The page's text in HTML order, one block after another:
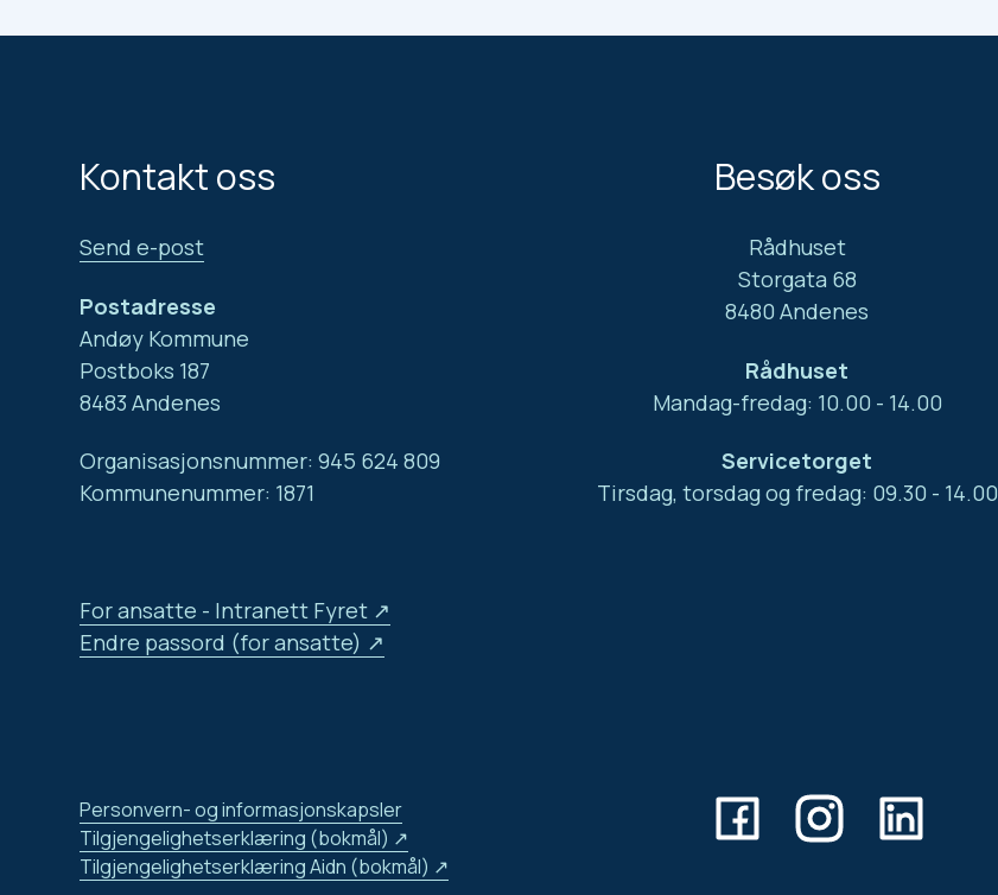
Kontakt oss
Send e-post
Postadresse
Andøy Kommune
Postboks 187
8483 Andenes
Organisasjonsnummer: 945 624 809
Kommunenummer: 1871
For ansatte - Intranett Fyret
Endre passord (for ansatte)
Besøk oss
Rådhuset
Storgata 68
8480 Andenes
Rådhuset
Mandag-fredag: 10.00 - 14.00
Servicetorget
Tirsdag, torsdag og fredag: 09.30 - 14.00
Personvern- og informasjonskapsler
Tilgjengelighetserklæring (bokmål)
Tilgjengelighetserklæring Aidn (bokmål)